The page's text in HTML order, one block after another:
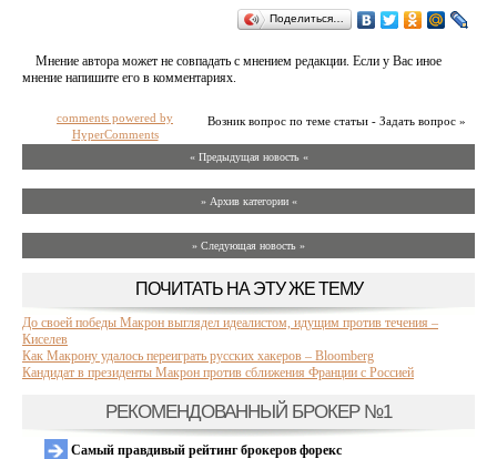
Поделиться…
Мнение автора может не совпадать с мнением редакции. Если у Вас иное
мнение напишите его в комментариях.
Возник вопрос по теме статьи - Задать вопрос »
comments powered by
HyperComments
« Предыдущая новость «
» Архив категории «
» Следующая новость »
ПОЧИТАТЬ НА ЭТУ ЖЕ ТЕМУ
До своей победы Макрон выглядел идеалистом, идущим против течения –
Киселев
Как Макрону удалось переиграть русских хакеров – Bloomberg
Кандидат в президенты Макрон против сближения Франции с Россией
РЕКОМЕНДОВАННЫЙ БРОКЕР №1
Самый правдивый рейтинг брокеров форекс